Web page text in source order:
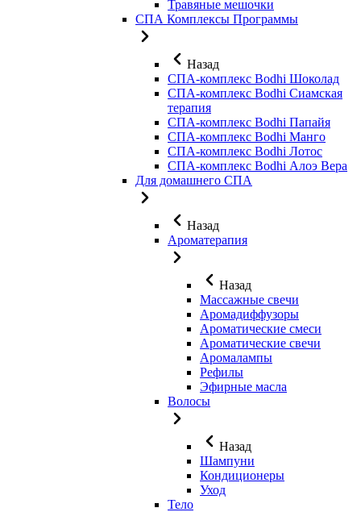
Травяные мешочки
СПА Комплексы Программы
Назад
СПА-комплекс Bodhi Шоколад
СПА-комплекс Bodhi Сиамская
терапия
СПА-комплекс Bodhi Папайя
СПА-комплекс Bodhi Манго
СПА-комплекс Bodhi Лотос
СПА-комплекс Bodhi Алоэ Вера
Для домашнего СПА
Назад
Ароматерапия
Назад
Массажные свечи
Аромадиффузоры
Ароматические смеси
Ароматические свечи
Аромалампы
Рефилы
Эфирные масла
Волосы
Назад
Шампуни
Кондиционеры
Уход
Тело